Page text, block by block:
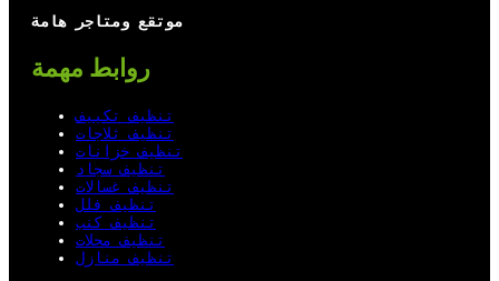
موتقع ومتاجر هامة
روابط مهمة
تنظيف تكييف
تنظيف ثلاجات
تنظيف خزانات
تنظيف سجاد
تنظيف غسالات
تنظيف فلل
تنظيف كنب
تنظيف محلات
تنظيف منازل